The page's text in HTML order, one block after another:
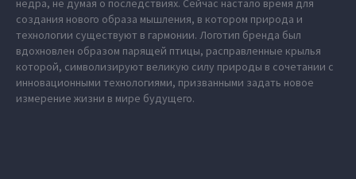
создания нового образа мышления, в котором природа и
технологии существуют в гармонии. Логотип бренда был
вдохновлен образом парящей птицы, расправленные крылья
которой, символизируют великую силу природы в сочетании с
инновационными технологиями, призванными задать новое
измерение жизни в мире будущего.